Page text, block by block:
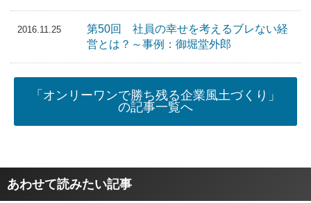
2016.11.25
第50回 社員の幸せを考えるブレない経
営とは？～事例：御堀堂外郎
「オンリーワンで勝ち残る企業風土づくり」
の記事一覧へ
あわせて読みたい記事